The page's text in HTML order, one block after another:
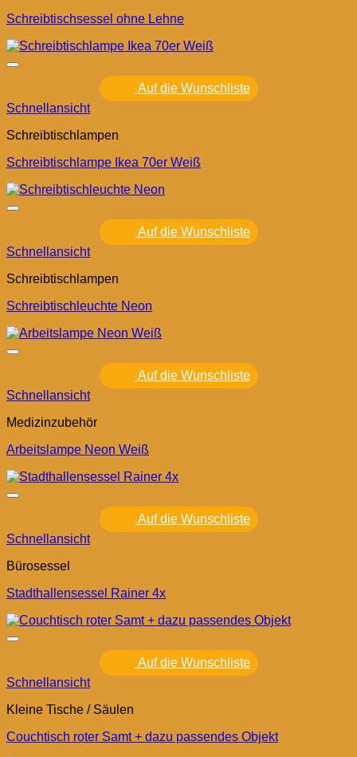
Schreibtischsessel ohne Lehne
Auf die Wunschliste
Schnellansicht
Schreibtischlampen
Schreibtischlampe Ikea 70er Weiß
Auf die Wunschliste
Schnellansicht
Schreibtischlampen
Schreibtischleuchte Neon
Auf die Wunschliste
Schnellansicht
Medizinzubehör
Arbeitslampe Neon Weiß
Auf die Wunschliste
Schnellansicht
Bürosessel
Stadthallensessel Rainer 4x
Auf die Wunschliste
Schnellansicht
Kleine Tische / Säulen
Couchtisch roter Samt + dazu passendes Objekt